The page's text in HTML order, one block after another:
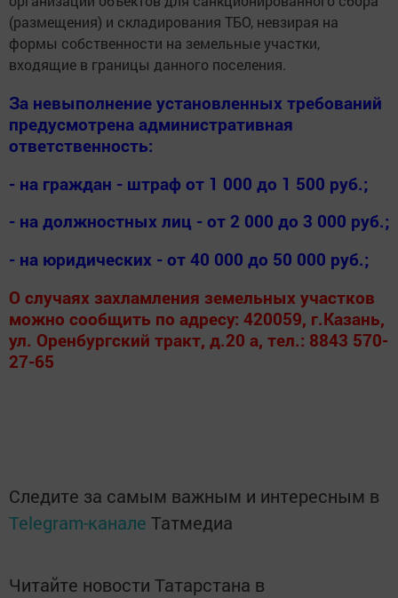
(размещения) и складирования ТБО, невзирая на
формы собственности на земельные участки,
входящие в границы данного поселения.
За невыполнение установленных требований
предусмотрена административная
ответственность:
- на граждан - штраф от 1 000 до 1 500 руб.;
- на должностных лиц - от 2 000 до 3 000 руб.;
- на юридических - от 40 000 до 50 000 руб.;
О случаях захламления земельных участков
можно сообщить по адресу: 420059, г.Казань,
ул. Оренбургский тракт, д.20 а, тел.: 8843 570-
27-65
Следите за самым важным и интересным в
Telegram-канале Татмедиа
Читайте новости Татарстана в